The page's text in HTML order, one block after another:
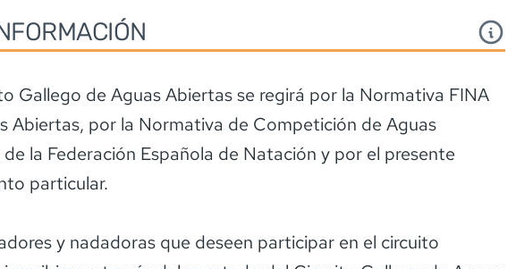
Gallego de Aguas Abiertas se regirá por la Normativa FINA
Abiertas, por la Normativa de Competición de Aguas
la Federación Española de Natación y por el presente
particular.
y nadadoras que deseen participar en el circuito